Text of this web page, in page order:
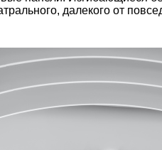
далекого от